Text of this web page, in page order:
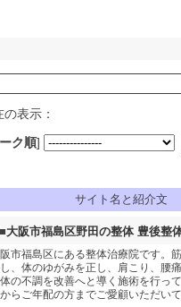
の表示：
ク順]
サイト名と紹介文
■大阪市福島区野田の整体 豊後整
市福島区にある整体治療院です。
し、体のゆがみを正し、肩こり、腰
の不調を改善へと導く施術を行っ
らご年配の方までご愛顧いただいて